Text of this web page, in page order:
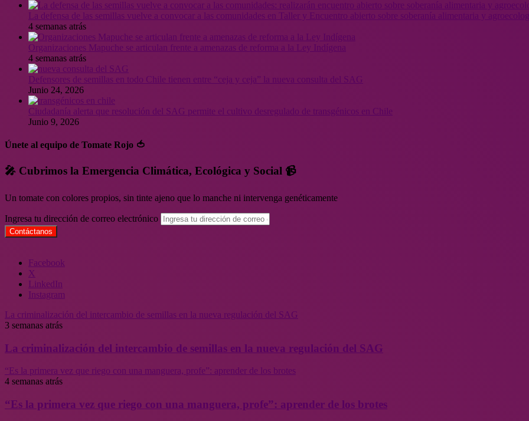
La defensa de las semillas vuelve a convocar a las comunidades en Taller y Encuentro abierto sobre soberanía alimentaria y
4 semanas atrás
Organizaciones Mapuche se articulan frente a amenazas de reforma a la Ley Indígena
4 semanas atrás
Defensores de semillas en todo Chile tienen entre “ceja y ceja” la nueva consulta del SAG
Junio 24, 2026
Ciudadanía alerta que resolución del SAG permite el cultivo desregulado de transgénicos en Chile
Junio 9, 2026
Únete al equipo de Tomate Rojo 🍅
🎤 Cubrimos la Emergencia Climática, Ecológica y Social 📹
Un tomate con colores propios, sin tinte ajeno que lo manche ni intervenga genéticamente
Ingresa tu dirección de correo electrónico
Facebook
X
LinkedIn
Instagram
La criminalización del intercambio de semillas en la nueva regulación del SAG
3 semanas atrás
La criminalización del intercambio de semillas en la nueva regulación del SAG
“Es la primera vez que riego con una manguera, profe”: aprender de los brotes
4 semanas atrás
“Es la primera vez que riego con una manguera, profe”: aprender de los brotes